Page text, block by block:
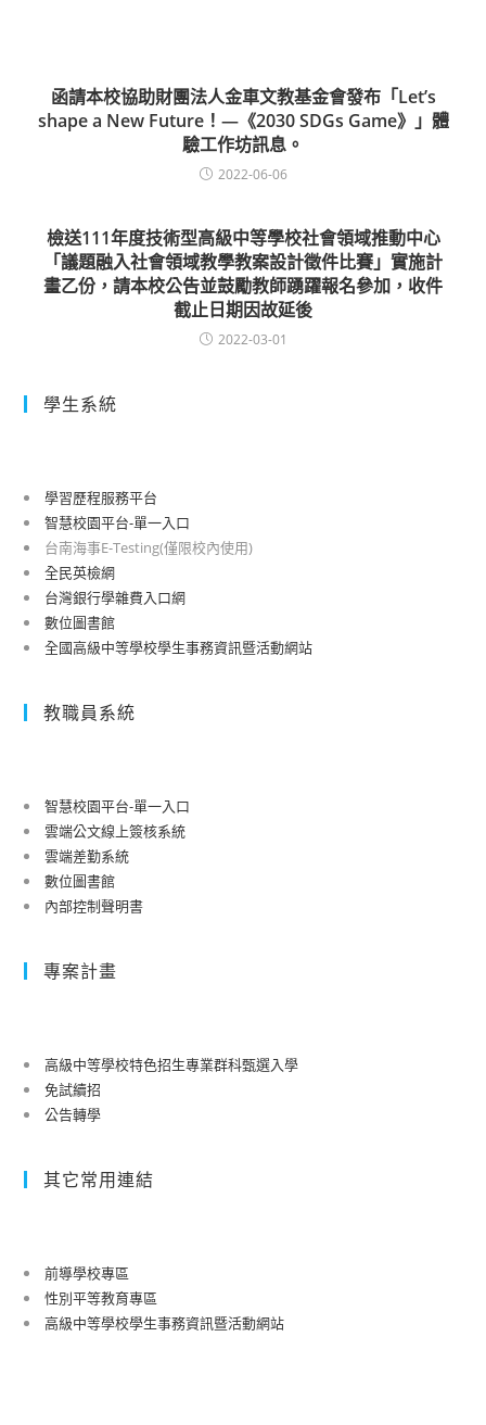
函請本校協助財團法人金車文教基金會發布「Let’s
shape a New Future！—《2030 SDGs Game》」體
驗工作坊訊息。
2022-06-06
檢送111年度技術型高級中等學校社會領域推動中心
「議題融入社會領域教學教案設計徵件比賽」實施計
畫乙份，請本校公告並鼓勵教師踴躍報名參加，收件
截止日期因故延後
2022-03-01
學生系統
學習歷程服務平台
智慧校園平台-單一入口
台南海事E-Testing(僅限校內使用)
全民英檢網
台灣銀行學雜費入口網
數位圖書館
全國高級中等學校學生事務資訊暨活動網站
教職員系統
智慧校園平台-單一入口
雲端公文線上簽核系統
雲端差勤系統
數位圖書館
內部控制聲明書
專案計畫
高級中等學校特色招生專業群科甄選入學
免試續招
公告轉學
其它常用連結
前導學校專區
性別平等教育專區
高級中等學校學生事務資訊暨活動網站